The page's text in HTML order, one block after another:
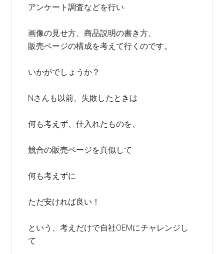
アンケート調査などを行い
画像の見せ方、商品説明の書き方、
販売ページの構成を考えて行くのです。
いかがでしょうか？
Nさんも以前、失敗したときは
何も考えず、仕入れたものを、
競合の販売ページを真似して
何も考えずに
ただ安ければ良い！
という、考えだけで自社OEMにチャレンジし
て